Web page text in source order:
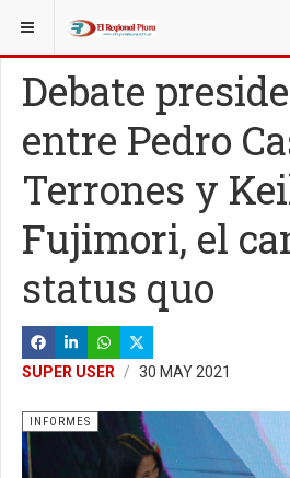
ESTÁ AQUÍ: ESPECIALES
Debate
entre Pedro
Terrones y
Fujimori, el
status quo
SUPER USER 30 MAY 2021
INFORMES